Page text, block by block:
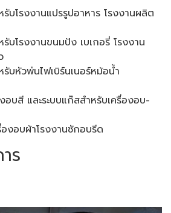
รับโรงงานแปรรูปอาหาร โรงงานผลิต
รับโรงงานขนมปัง เบเกอรี่ โรงงาน
รับหัวพ่นไฟเบิร์นเนอร์หม้อน้ำ
อบสี และระบบแก๊สสำหรับเครื่องอบ-
องอบผ้าโรงงานซักอบรีด
ร